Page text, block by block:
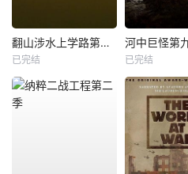
翻山涉水上学路第二季
已完结
河中巨怪第
已完结